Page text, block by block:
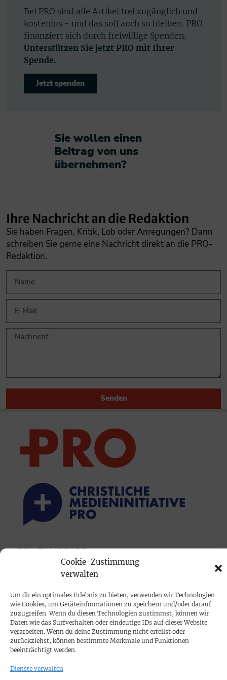
Cookie-Zustimmung
verwalten
Um dir ein optimales Erlebnis zu bieten, verwenden wir Technologien
wie Cookies, um Geräteinformationen zu speichern und/oder darauf
zuzugreifen. Wenn du diesen Technologien zustimmst, können wir
Daten wie das Surfverhalten oder eindeutige IDs auf dieser Website
verarbeiten. Wenn du deine Zustimmung nicht erteilst oder
zurückziehst, können bestimmte Merkmale und Funktionen
beeinträchtigt werden.
Dienste verwalten
Bei PRO sind alle Artikel frei zugänglich und
kostenlos - und das soll auch so bleiben. PRO
finanziert sich durch freiwillige Spenden.
Unterstützen Sie jetzt PRO mit Ihrer
Spende.
Jetzt spenden
Sie wollen einen
Beitrag von uns
übernehmen?​
Ihre Nachricht an die Redaktion
Sie haben Fragen, Kritik, Lob oder Anregungen? Dann
schreiben Sie gerne eine Nachricht direkt an die PRO-
Redaktion.
Senden
PRINTAUSGABE
Mediadaten
PROKOMPAKT
Impressum
SPENDEN